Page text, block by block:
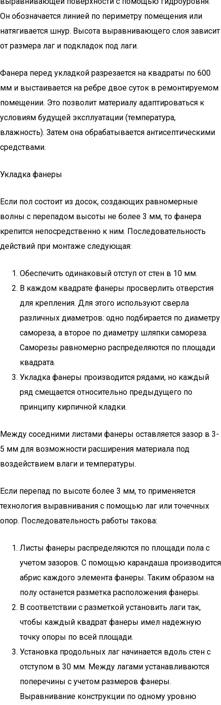
Он обозначается линией по периметру помещения или
натягивается шнур. Высота выравнивающего слоя зависит
от размера лаг и подкладок под лаги.
Фанера перед укладкой разрезается на квадраты по 600
мм и выстаивается на ребре двое суток в ремонтируемом
помещении. Это позволит материалу адаптироваться к
условиям будущей эксплуатации (температура,
влажность). Затем она обрабатывается антисептическими
средствами.
Укладка фанеры
Если пол состоит из досок, создающих равномерные
волны с перепадом высоты не более 3 мм, то фанера
крепится непосредственно к ним. Последовательность
действий при монтаже следующая:
Обеспечить одинаковый отступ от стен в 10 мм.
В каждом квадрате фанеры просверлить отверстия
для крепления. Для этого используют сверла
различных диаметров: одно подбирается по диаметру
самореза, а второе по диаметру шляпки самореза.
Саморезы равномерно распределяются по площади
квадрата.
Укладка фанеры производится рядами, но каждый
ряд смещается относительно предыдущего по
принципу кирпичной кладки.
Между соседними листами фанеры оставляется зазор в 3-
5 мм для возможности расширения материала под
воздействием влаги и температуры.
Если перепад по высоте более 3 мм, то применяется
технология выравнивания с помощью лаг или точечных
опор. Последовательность работы такова:
Листы фанеры распределяются по площади пола с
учетом зазоров. С помощью карандаша производится
абрис каждого элемента фанеры. Таким образом на
полу останется разметка расположения фанеры.
В соответствии с разметкой установить лаги так,
чтобы каждый квадрат фанеры имел надежную
точку опоры по всей площади.
Установка продольных лаг начинается вдоль стен с
отступом в 30 мм. Между лагами устанавливаются
поперечины с учетом размеров фанеры.
Выравнивание конструкции по одному уровню